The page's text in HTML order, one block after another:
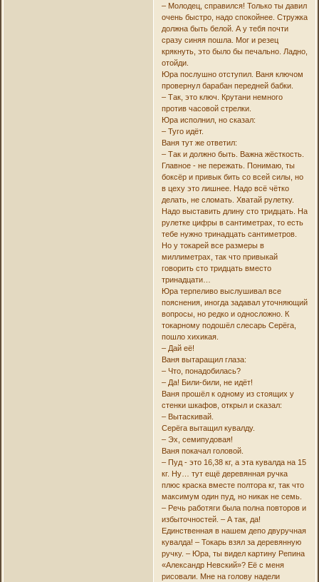
– Молодец, справился! Только ты давил
очень быстро, надо спокойнее. Стружка
должна быть белой. А у тебя почти
сразу синяя пошла. Мог и резец
крякнуть, это было бы печально. Ладно,
отойди.
Юра послушно отступил. Ваня ключом
провернул барабан передней бабки.
– Так, это ключ. Крутани немного
против часовой стрелки.
Юра исполнил, но сказал:
– Туго идёт.
Ваня тут же ответил:
– Так и должно быть. Важна жёсткость.
Главное - не пережать. Понимаю, ты
боксёр и привык бить со всей силы, но
в цеху это лишнее. Надо всё чётко
делать, не сломать. Хватай рулетку.
Надо выставить длину сто тридцать. На
рулетке цифры в сантиметрах, то есть
тебе нужно тринадцать сантиметров.
Но у токарей все размеры в
миллиметрах, так что привыкай
говорить сто тридцать вместо
тринадцати…
Юра терпеливо выслушивал все
пояснения, иногда задавал уточняющий
вопросы, но редко и односложно. К
токарному подошёл слесарь Серёга,
пошло хихикая.
– Дай её!
Ваня вытаращил глаза:
– Что, понадобилась?
– Да! Били-били, не идёт!
Ваня прошёл к одному из стоящих у
стенки шкафов, открыл и сказал:
– Вытаскивай.
Серёга вытащил кувалду.
– Эх, семипудовая!
Ваня покачал головой.
– Пуд - это 16,38 кг, а эта кувалда на 15
кг. Ну… тут ещё деревянная ручка
плюс краска вместе полтора кг, так что
максимум один пуд, но никак не семь.
– Речь работяги была полна повторов и
избыточностей. – А так, да!
Единственная в нашем депо двуручная
кувалда! – Токарь взял за деревянную
ручку. – Юра, ты видел картину Репина
«Александр Невский»? Её с меня
рисовали. Мне на голову надели